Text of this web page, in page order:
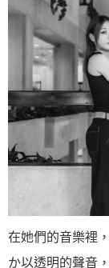
在她們的音樂裡
か以透明的聲音